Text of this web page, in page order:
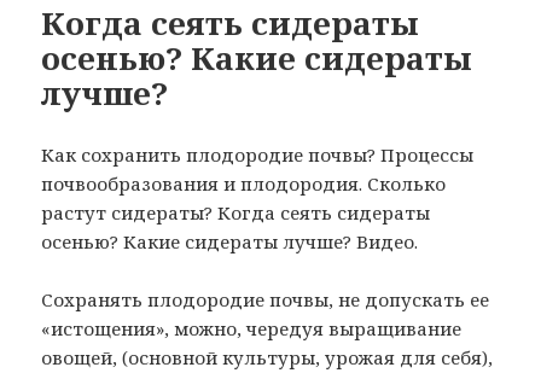
Когда сеять сидераты
осенью? Какие сидераты
лучше?
Как сохранить плодородие почвы? Процессы
почвообразования и плодородия. Сколько
растут сидераты? Когда сеять сидераты
осенью? Какие сидераты лучше? Видео.
Сохранять плодородие почвы, не допускать ее
«истощения», можно, чередуя выращивание
овощей, (основной культуры, урожая для себя),